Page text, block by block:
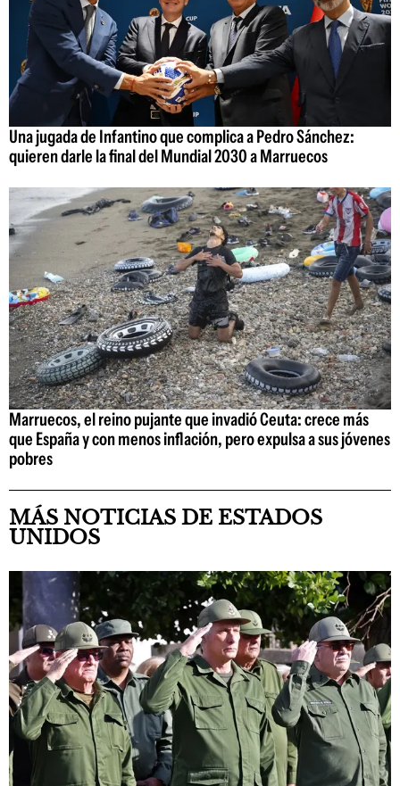
Una jugada de Infantino que complica a Pedro Sánchez:
quieren darle la final del Mundial 2030 a Marruecos
Marruecos, el reino pujante que invadió Ceuta: crece más
que España y con menos inflación, pero expulsa a sus jóvenes
pobres
MÁS NOTICIAS DE ESTADOS
UNIDOS